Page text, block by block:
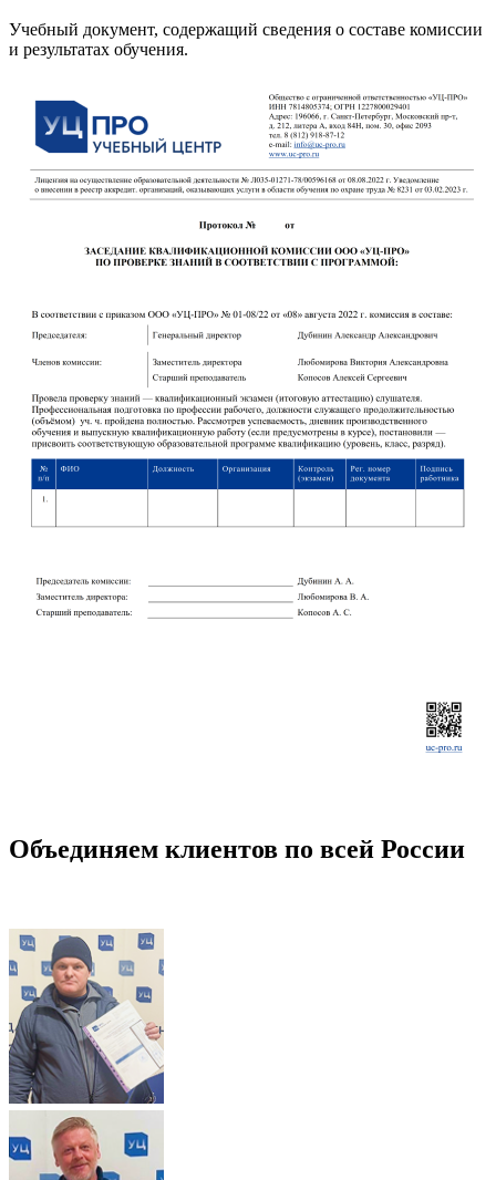
Учебный документ, содержащий сведения о составе комиссии
и результатах обучения.
Объединяем клиентов по всей России